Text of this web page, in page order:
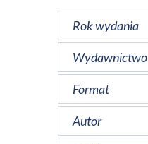
Rok wydania
Wydawnictwo
Format
Autor